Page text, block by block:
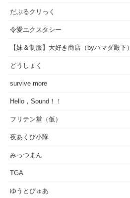
だぶるクリっく
令愛エクスタシー
【妹＆制服】大好き商店（byハマダ殿下）
どうしょく
survive more
Hello，Sound！！
フリテン堂（仮）
夜あくび小隊
みっつまん
TGA
ゆうとぴゅあ